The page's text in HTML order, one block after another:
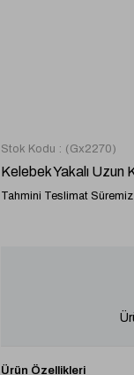
Stok Kodu (Gx2270)
Kelebek Yakalı
Tahmini Teslimat
Ürün Özellikleri